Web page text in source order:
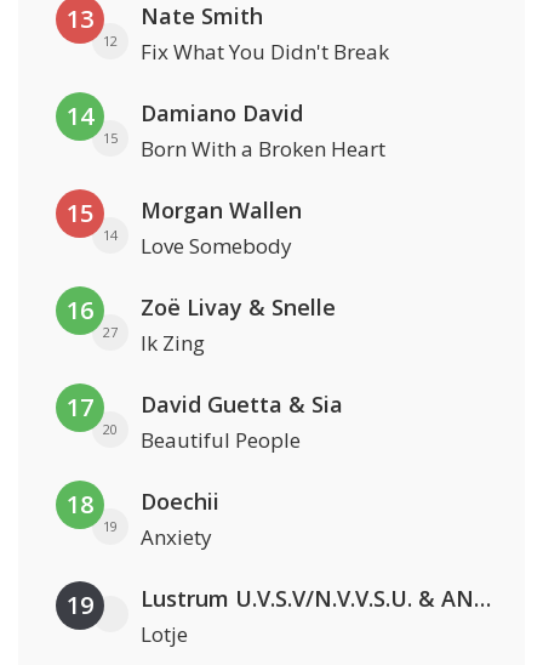
13
12
Nate Smith
Fix What You Didn't Break
14
15
Damiano David
Born With a Broken Heart
15
14
Morgan Wallen
Love Somebody
16
27
Zoë Livay & Snelle
Ik Zing
17
20
David Guetta & Sia
Beautiful People
18
19
Doechii
Anxiety
19 Lustrum U.V.S.V/N.V.V.S.U. & ANNO ONS & Jopke van Dobbenburgh & Roeland Beelen
Lotje